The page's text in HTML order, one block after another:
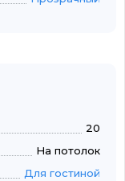
20
На потолок
Для гостиной